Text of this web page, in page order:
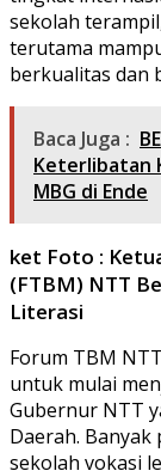
sekolah
terutama
berkualitas dan
Baca Juga :
Keterlibatan
MBG di Ende
ket Foto :
(FTBM) NTT
Literasi
Forum TBM
untuk mulai
Gubernur NTT
Daerah.
sekolah vokasi